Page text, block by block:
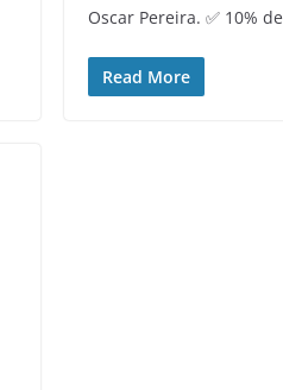
Oscar Pereira. ✅ 10% de
Read More